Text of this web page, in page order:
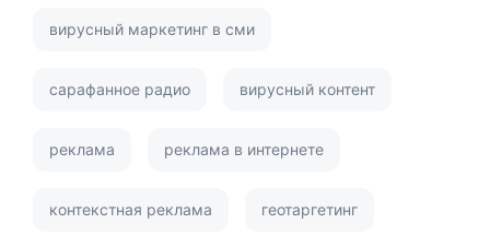
вирусный маркетинг в сми
сарафанное радио вирусный контент
реклама реклама в интернете
контекстная реклама геотаргетинг